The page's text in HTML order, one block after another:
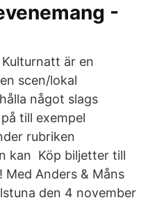
-
är en
scen/lokal
något slags
till exempel
rubriken
kan Köp biljetter till
Anders & Måns
den 4 november